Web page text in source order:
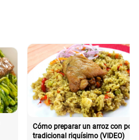
Cómo preparar un arroz con pollo
tradicional riquísimo (VIDEO)